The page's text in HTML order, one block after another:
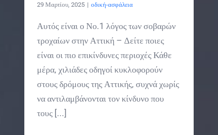
29 Μαρτίου, 2025 | οδική-ασφάλεια
Αυτός είναι ο Νο.1 λόγος των σοβαρών
τροχαίων στην Αττική – Δείτε ποιες
είναι οι πιο επικίνδυνες περιοχές Κάθε
μέρα, χιλιάδες οδηγοί κυκλοφορούν
στους δρόμους της Αττικής, συχνά χωρίς
να αντιλαμβάνονται τον κίνδυνο που
τους [...]